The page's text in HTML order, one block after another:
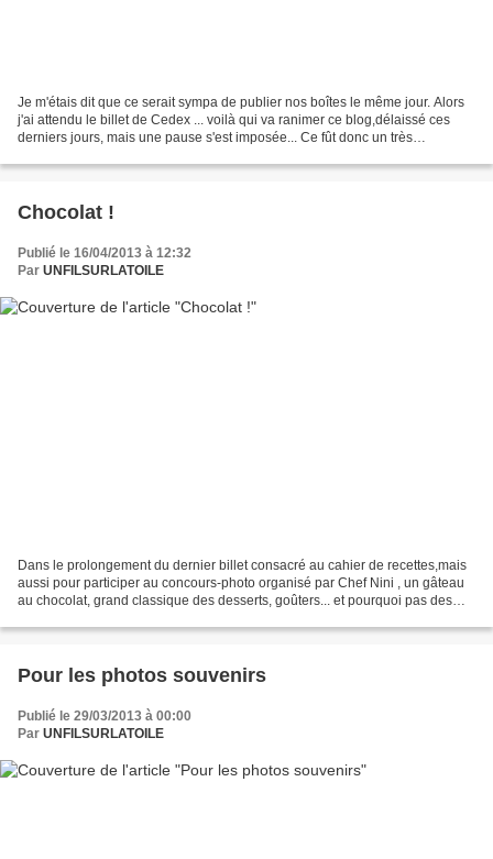
Je m'étais dit que ce serait sympa de publier nos boîtes le même jour. Alors
j'ai attendu le billet de Cedex ... voilà qui va ranimer ce blog,délaissé ces
derniers jours, mais une pause s'est imposée... Ce fût donc un très
Chocolat !
Publié le 16/04/2013 à 12:32
Par UNFILSURLATOILE
Dans le prolongement du dernier billet consacré au cahier de recettes,mais
aussi pour participer au concours-photo organisé par Chef Nini , un gâteau
au chocolat, grand classique des desserts, goûters... et pourquoi pas des
Pour les photos souvenirs
Publié le 29/03/2013 à 00:00
Par UNFILSURLATOILE